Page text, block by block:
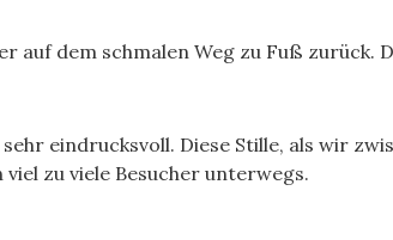
auf dem schmalen Weg zu Fuß zurück.
eindrucksvoll. Diese Stille, als wir
zu viele Besucher unterwegs.